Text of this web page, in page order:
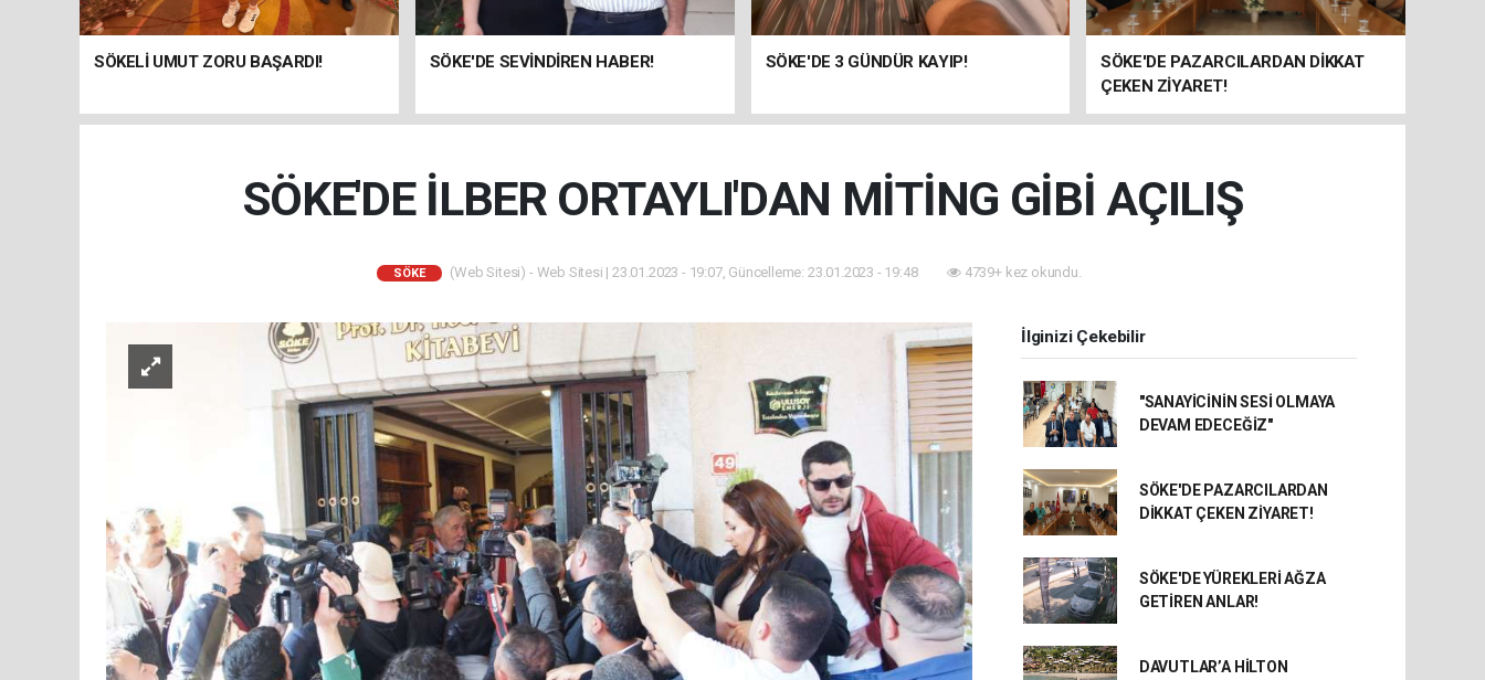
SÖKELİ UMUT ZORU BAŞARDI! SÖKE'DE SEVİNDİREN HABER! SÖKE'DE 3 GÜNDÜR KAYIP!
SÖKE'DE PAZARCILARDAN DİKKAT
ÇEKEN ZİYARET!
SÖKE'DE İLBER ORTAYLI'DAN MİTİNG GİBİ AÇILIŞ
SÖKE (Web Sitesi) - Web Sitesi | 23.01.2023 - 19:07, Güncelleme: 23.01.2023 - 19:48 4739+ kez okundu.
İlginizi Çekebilir
"SANAYİCİNİN SESİ OLMAYA
DEVAM EDECEĞİZ"
SÖKE'DE PAZARCILARDAN
DİKKAT ÇEKEN ZİYARET!
SÖKE'DE YÜREKLERİ AĞZA
GETİREN ANLAR!
DAVUTLAR’A HİLTON